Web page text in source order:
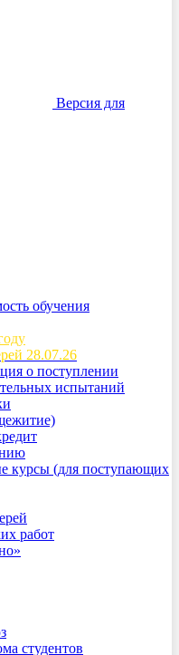
Версия для
обучения
28.07.26
о поступлении
испытаний
курсы (для поступающих
работ
студентов